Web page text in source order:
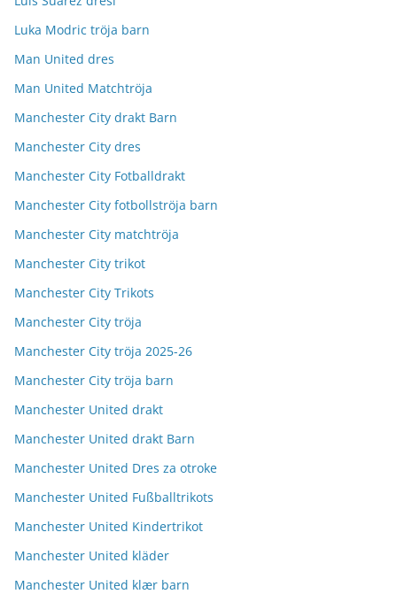
Luka Modric tröja barn
Man United dres
Man United Matchtröja
Manchester City drakt Barn
Manchester City dres
Manchester City Fotballdrakt
Manchester City fotbollströja barn
Manchester City matchtröja
Manchester City trikot
Manchester City Trikots
Manchester City tröja
Manchester City tröja 2025-26
Manchester City tröja barn
Manchester United drakt
Manchester United drakt Barn
Manchester United Dres za otroke
Manchester United Fußballtrikots
Manchester United Kindertrikot
Manchester United kläder
Manchester United klær barn